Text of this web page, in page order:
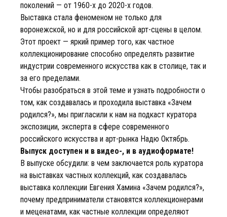
поколений — от 1960-х до 2020-х годов.
Выставка стала феноменом не только для
воронежской, но и для российской арт-сцены в целом.
Этот проект — яркий пример того, как частное
коллекционирование способно определять развитие
индустрии современного искусства как в столице, так и
за его пределами.
Чтобы разобраться в этой теме и узнать подробности о
том, как создавалась и проходила выставка «Зачем
родился?», мы пригласили к нам на подкаст куратора
экспозиции, эксперта в сфере современного
российского искусства и арт-рынка Надю Октябрь.
Выпуск доступен и в видео-, и в аудиоформате!
В выпуске обсудили: в чем заключается роль куратора
на выставках частных коллекций, как создавалась
выставка коллекции Евгения Хамина «Зачем родился?»,
почему предприниматели становятся коллекционерами
и меценатами, как частные коллекции определяют